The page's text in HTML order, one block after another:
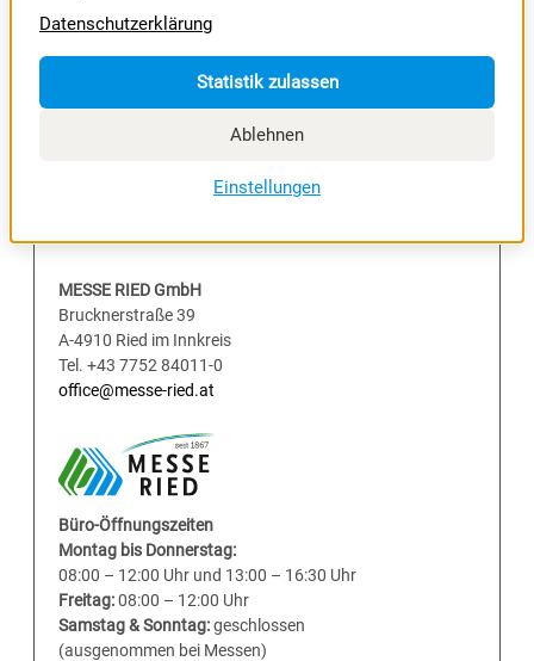
MESSE RIED GmbH
Brucknerstraße 39
A-4910 Ried im Innkreis
Tel. +43 7752 84011-0
office@messe-ried.at
Büro-Öffnungszeiten
Montag bis Donnerstag:
08:00 – 12:00 Uhr und 13:00 – 16:30 Uhr
Freitag:08:00 – 12:00 Uhr
Samstag & Sonntag:geschlossen
(ausgenommen bei Messen)
Datenschutzerklärung
Statistik zulassen
Ablehnen
Einstellungen